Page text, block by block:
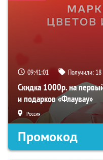
09:41:00 Получили: 18
Скидка 1000р. на
и подарков «Флаувау»
Россия
Промокод